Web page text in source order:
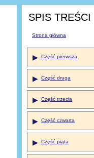
SPIS TREŚCI
Strona główna
▶ Część pierwsza
▶ Część druga
▶ Część trzecia
▶ Część czwarta
▶ Część piąta